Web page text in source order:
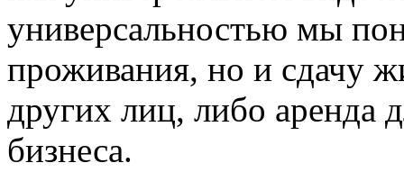
универсальностью мы
проживания, но и сдачу
других лиц, либо аренда
бизнеса.